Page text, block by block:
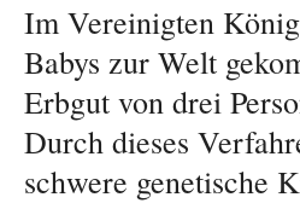
Im Vereinigten
Babys zur Welt
Erbgut von drei
Durch dieses
schwere genetische